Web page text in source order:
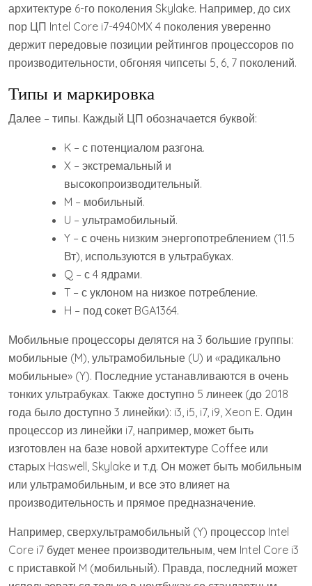
архитектуре 6-го поколения Skylake. Например, до сих
пор ЦП Intel Core i7-4940MX 4 поколения уверенно
держит передовые позиции рейтингов процессоров по
производительности, обгоняя чипсеты 5, 6, 7 поколений.
Типы и маркировка
Далее – типы. Каждый ЦП обозначается буквой:
K – с потенциалом разгона.
X – экстремальный и
высокопроизводительный.
M – мобильный.
U – ультрамобильный.
Y – с очень низким энергопотреблением (11.5
Вт), используются в ультрабуках.
Q – с 4 ядрами.
T – с уклоном на низкое потребление.
H – под сокет BGA1364.
Мобильные процессоры делятся на 3 большие группы:
мобильные (M), ультрамобильные (U) и «радикально
мобильные» (Y). Последние устанавливаются в очень
тонких ультрабуках. Также доступно 5 линеек (до 2018
года было доступно 3 линейки): i3, i5, i7, i9, Xeon E. Один
процессор из линейки i7, например, может быть
изготовлен на базе новой архитектуре Coffee или
старых Haswell, Skylake и т.д. Он может быть мобильным
или ультрамобильным, и все это влияет на
производительность и прямое предназначение.
Например, сверхультрамобильный (Y) процессор Intel
Core i7 будет менее производительным, чем Intel Core i3
с приставкой M (мобильный). Правда, последний может